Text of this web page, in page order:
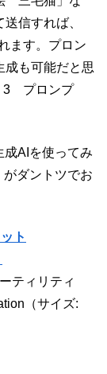
信すれば、
ます。プロン
成も可能だと思
3 プロンプ
成AIを使ってみ
ダントツでお
ト
ティリティ
（サイズ: